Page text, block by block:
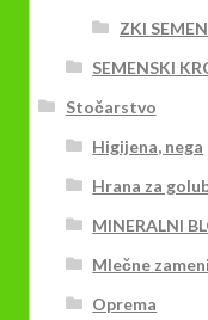
ZKI
SEMENSKI
Stočarstvo
Higijena, nega
Hrana za
MINERALNI
Mlečne
Oprema